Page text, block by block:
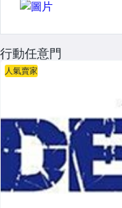
行動任意門
人氣賣家